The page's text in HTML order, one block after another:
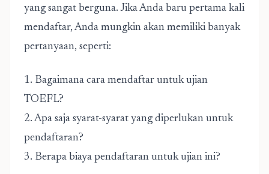
yang sangat berguna. Jika Anda baru pertama kali
mendaftar, Anda mungkin akan memiliki banyak
pertanyaan, seperti:
1. Bagaimana cara mendaftar untuk ujian
TOEFL?
2. Apa saja syarat-syarat yang diperlukan untuk
pendaftaran?
3. Berapa biaya pendaftaran untuk ujian ini?